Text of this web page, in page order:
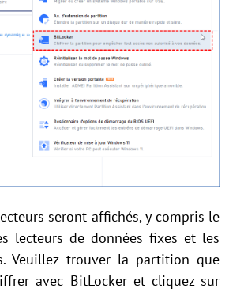
seront affichés, y compris le
lecteurs de données fixes et les
Veuillez trouver la partition que
avec BitLocker et cliquez sur